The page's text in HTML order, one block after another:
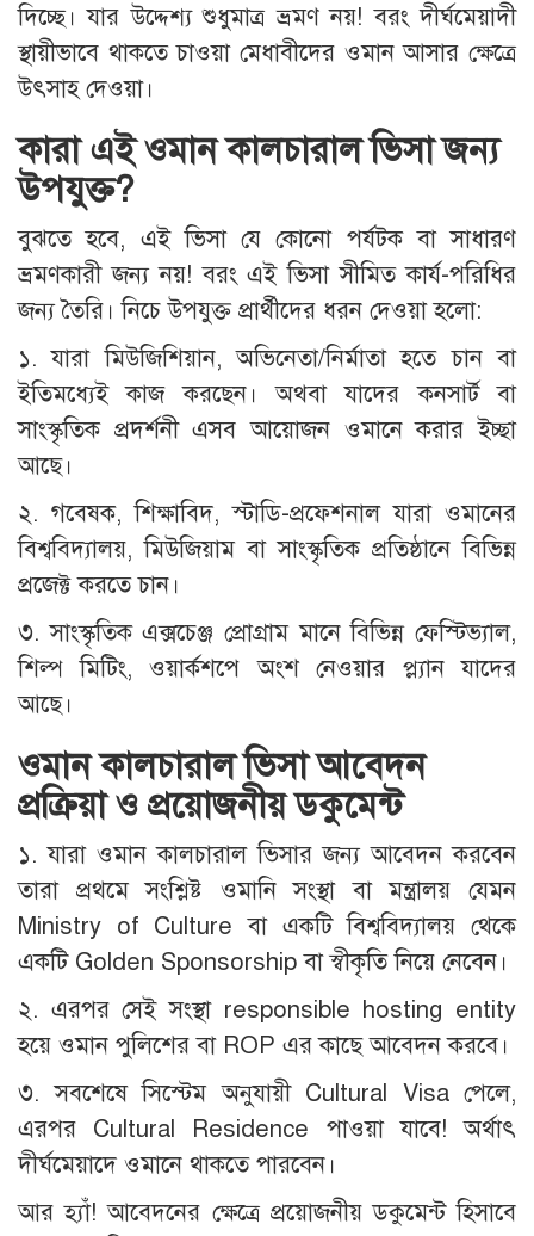
দিচ্ছে। যার উদ্দেশ্য শুধুমাত্র ভ্রমণ নয়! বরং দীর্ঘমেয়াদী
স্থায়ীভাবে থাকতে চাওয়া মেধাবীদের ওমান আসার ক্ষেত্রে
উৎসাহ দেওয়া।
কারা এই ওমান কালচারাল ভিসা জন্য
উপযুক্ত?
বুঝতে হবে, এই ভিসা যে কোনো পর্যটক বা সাধারণ
ভ্রমণকারী জন্য নয়! বরং এই ভিসা সীমিত কার্য-পরিধির
জন্য তৈরি। নিচে উপযুক্ত প্রার্থীদের ধরন দেওয়া হলো:
১. যারা মিউজিশিয়ান, অভিনেতা/নির্মাতা হতে চান বা
ইতিমধ্যেই কাজ করছেন। অথবা যাদের কনসার্ট বা
সাংস্কৃতিক প্রদর্শনী এসব আয়োজন ওমানে করার ইচ্ছা
আছে।
২. গবেষক, শিক্ষাবিদ, স্টাডি-প্রফেশনাল যারা ওমানের
বিশ্ববিদ্যালয়, মিউজিয়াম বা সাংস্কৃতিক প্রতিষ্ঠানে বিভিন্ন
প্রজেক্ট করতে চান।
৩. সাংস্কৃতিক এক্সচেঞ্জ প্রোগ্রাম মানে বিভিন্ন ফেস্টিভ্যাল,
শিল্প মিটিং, ওয়ার্কশপে অংশ নেওয়ার প্ল্যান যাদের
আছে।
ওমান কালচারাল ভিসা আবেদন
প্রক্রিয়া ও প্রয়োজনীয় ডকুমেন্ট
১. যারা ওমান কালচারাল ভিসার জন্য আবেদন করবেন
তারা প্রথমে সংশ্লিষ্ট ওমানি সংস্থা বা মন্ত্রালয় যেমন
Ministry of Culture বা একটি বিশ্ববিদ্যালয় থেকে
একটি Golden Sponsorship বা স্বীকৃতি নিয়ে নেবেন।
২. এরপর সেই সংস্থা responsible hosting entity
হয়ে ওমান পুলিশের বা ROP এর কাছে আবেদন করবে।
৩. সবশেষে সিস্টেম অনুযায়ী Cultural Visa পেলে,
এরপর Cultural Residence পাওয়া যাবে! অর্থাৎ
দীর্ঘমেয়াদে ওমানে থাকতে পারবেন।
আর হ্যাঁ! আবেদনের ক্ষেত্রে প্রয়োজনীয় ডকুমেন্ট হিসাবে